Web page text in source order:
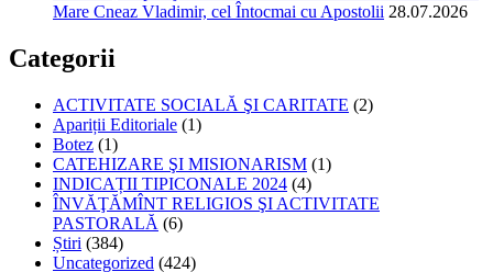
Mare Cneaz Vladimir, cel Întocmai cu Apostolii 28.07.2026
Categorii
ACTIVITATE SOCIALĂ ŞI CARITATE (2)
Apariții Editoriale (1)
Botez (1)
CATEHIZARE ŞI MISIONARISM (1)
INDICAȚII TIPICONALE 2024 (4)
ÎNVĂŢĂMÎNT RELIGIOS ŞI ACTIVITATE
PASTORALĂ (6)
Știri (384)
Uncategorized (424)